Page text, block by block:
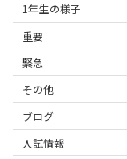
1年生の様子
重要
緊急
その他
ブログ
入試情報